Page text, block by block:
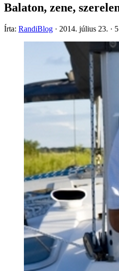
Balaton, zene,
Írta: RandiBlog · 2014. július 23. ·